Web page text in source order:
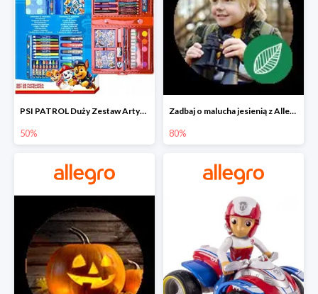
PSI PATROL Duży Zestaw Artystyczny 52 elementy na piąty komplet -50%
50%
Zadbaj o malucha jesienią z Allegro do -80%
80%